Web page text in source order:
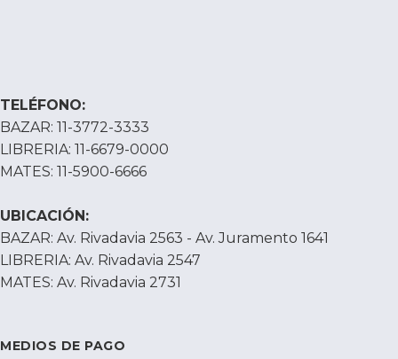
TELÉFONO:
BAZAR: 11-3772-3333
LIBRERIA: 11-6679-0000
MATES: 11-5900-6666
UBICACIÓN:
BAZAR: Av. Rivadavia 2563 - Av. Juramento 1641
LIBRERIA: Av. Rivadavia 2547
MATES: Av. Rivadavia 2731
MEDIOS DE PAGO